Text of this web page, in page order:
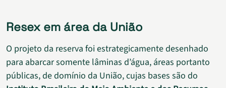
Resex em área da União
O projeto da reserva foi estrategicamente desenhado
para abarcar somente lâminas d’água, áreas portanto
públicas, de domínio da União, cujas bases são do